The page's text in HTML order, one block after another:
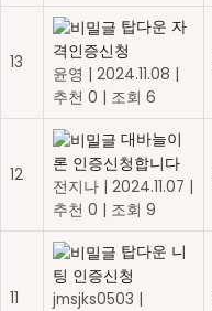
13
탑다운 자
격인증신청
윤영 | 2024.11.08 |
추천 0 | 조회 6
12
대바늘이
론 인증신청합니다
전지나 | 2024.11.07 |
추천 0 | 조회 9
11
탑다운 니
팅 인증신청
jmsjks0503 |